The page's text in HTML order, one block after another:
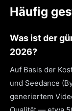
Häufig
Was ist der
2026?
Auf Basis der
und Seedance
generiertem